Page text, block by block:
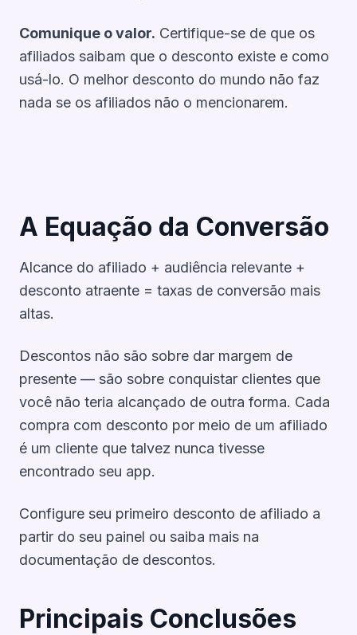
Comunique o valor. Certifique-se de que os
afiliados saibam que o desconto existe e como
usá-lo. O melhor desconto do mundo não faz
nada se os afiliados não o mencionarem.
A Equação da Conversão
Alcance do afiliado + audiência relevante +
desconto atraente = taxas de conversão mais
altas.
Descontos não são sobre dar margem de
presente — são sobre conquistar clientes que
você não teria alcançado de outra forma. Cada
compra com desconto por meio de um afiliado
é um cliente que talvez nunca tivesse
encontrado seu app.
Configure seu primeiro desconto de afiliado a
partir do seu painel ou saiba mais na
documentação de descontos.
Principais Conclusões